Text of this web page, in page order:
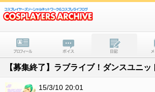
【募集終了】ラブライブ！ダンスユニッ
15/3/10 20:01